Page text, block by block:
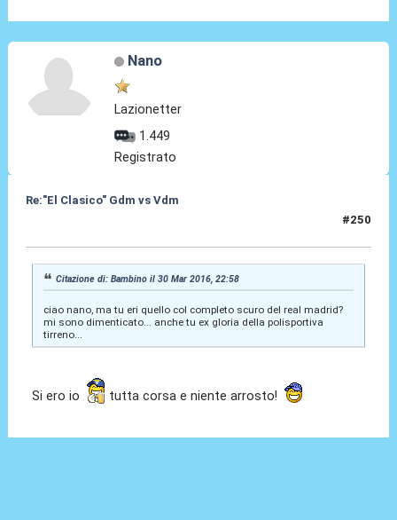
Nano
Lazionetter
1.449
Registrato
Re:"El Clasico" Gdm vs Vdm
#250
Citazione di: Bambino il 30 Mar 2016, 22:58
ciao nano, ma tu eri quello col completo scuro del real madrid?
mi sono dimenticato... anche tu ex gloria della polisportiva
tirreno...
Si ero io tutta corsa e niente arrosto!